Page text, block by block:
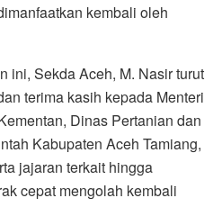
kembali oleh
ini, Sekda Aceh, M. Nasir turut
terima kasih kepada Menteri
Dinas Pertanian dan
Kabupaten Aceh Tamiang,
jajaran terkait hingga
cepat mengolah kembali